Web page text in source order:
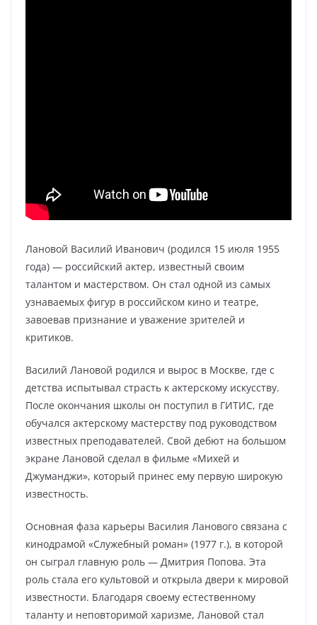
Лановой Василий Иванович (родился 15 июля 1955
года) — российский актер, известный своим
талантом и мастерством. Он стал одной из самых
узнаваемых фигур в российском кино и театре,
завоевав признание и уважение зрителей и
критиков.
Василий Лановой родился и вырос в Москве, где с
детства испытывал страсть к актерскому искусству.
После окончания школы он поступил в ГИТИС, где
обучался актерскому мастерству под руководством
известных преподавателей. Свой дебют на большом
экране Лановой сделал в фильме «Михей и
Джуманджи», который принес ему первую широкую
известность.
Основная фаза карьеры Василия Ланового связана с
кинодрамой «Служебный роман» (1977 г.), в которой
он сыграл главную роль — Дмитрия Попова. Эта
роль стала его культовой и открыла двери к мировой
известности. Благодаря своему естественному
таланту и неповторимой харизме, Лановой стал